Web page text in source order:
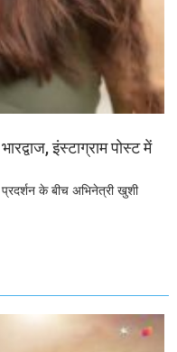
इंस्टाग्राम पोस्ट में
के बीच अभिनेत्री खुशी